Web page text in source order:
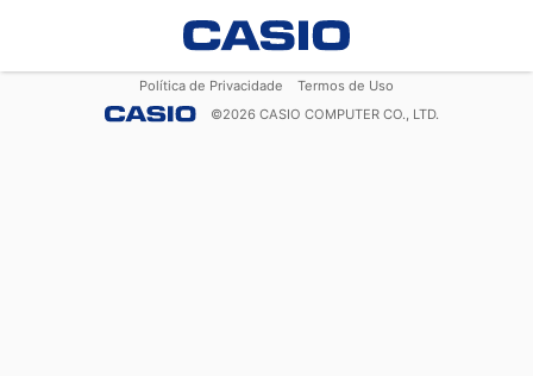
Política de Privacidade
Termos de Uso
©2026 CASIO COMPUTER CO., LTD.